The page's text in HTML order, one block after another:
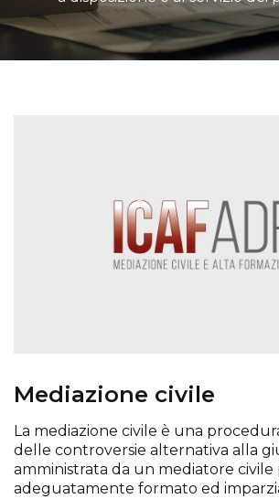
Mediazione civile
La mediazione civile è una
delle controversie alternativa alla
amministrata da un mediatore civile
adeguatamente formato ed